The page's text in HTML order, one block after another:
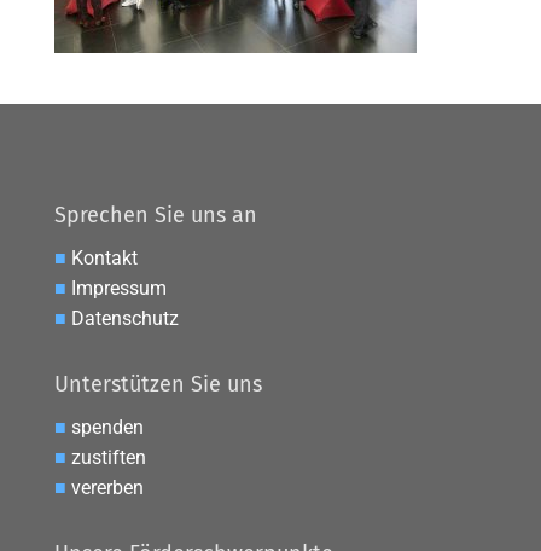
Sprechen Sie uns an
■ Kontakt
■ Impressum
■ Datenschutz
Unterstützen Sie uns
■ spenden
■ zustiften
■ vererben